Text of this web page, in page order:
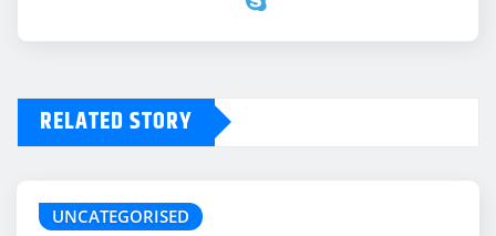
RELATED STORY
UNCATEGORISED